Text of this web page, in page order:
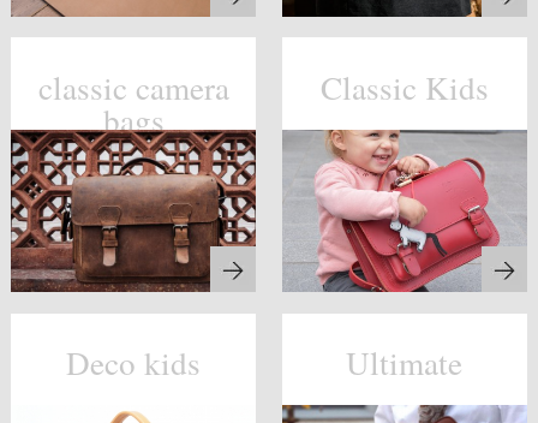
classic camera
bags
Classic Kids
Deco kids Ultimate